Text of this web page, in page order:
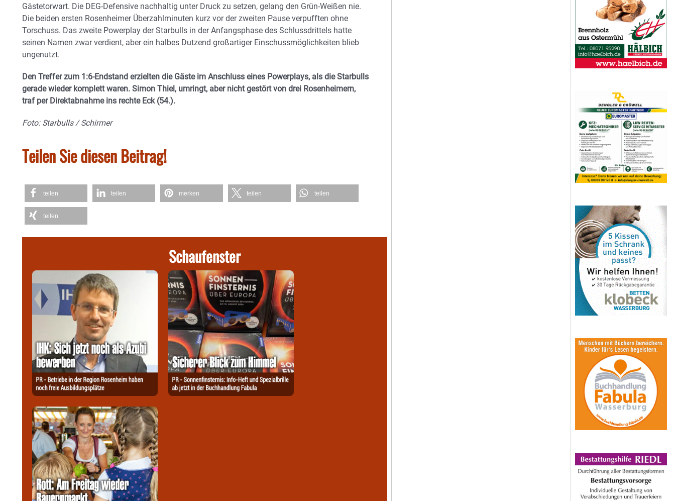
Gästetorwart. Die DEG-Defensive nachhaltig unter Druck zu setzen, gelang den Grün-Weißen nie.
Die beiden ersten Rosenheimer Überzahlminuten kurz vor der zweiten Pause verpufften ohne
Torschuss. Das zweite Powerplay der Starbulls in der Anfangsphase des Schlussdrittels hatte
seinen Namen zwar verdient, aber ein halbes Dutzend großartiger Einschussmöglichkeiten blieb
ungenutzt.
Den Treffer zum 1:6-Endstand erzielten die Gäste im Anschluss eines Powerplays, als die Starbulls
gerade wieder komplett waren. Simon Thiel, umringt, aber nicht gestört von drei Rosenheimern,
traf per Direktabnahme ins rechte Eck (54.).
Foto: Starbulls / Schirmer
Teilen Sie diesen Beitrag!
teilen teilen merken teilen teilen
teilen
Schaufenster